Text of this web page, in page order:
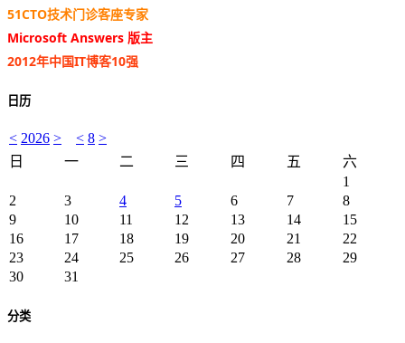
51CTO技术门诊客座专家
Microsoft Answers 版主
2012年中国IT博客10强
日历
< 2026 > < 8 >
日
一 二 三 四 五
六
1
2
3 4 5 6 7
8
9
10 11 12 13 14
15
16
17 18 19 20 21
22
23
24 25 26 27 28
29
30
31
分类